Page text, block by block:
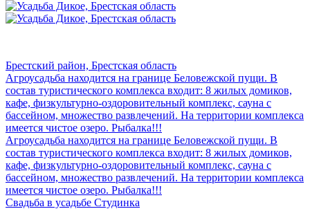
Брестский район, Брестская область
Агроусадьба находится на границе Беловежской пущи. В
состав туристического комплекса входит: 8 жилых домиков,
кафе, физкультурно-оздоровительный комплекс, сауна с
бассейном, множество развлечений. На территории комплекса
имеется чистое озеро. Рыбалка!!!
Агроусадьба находится на границе Беловежской пущи. В
состав туристического комплекса входит: 8 жилых домиков,
кафе, физкультурно-оздоровительный комплекс, сауна с
бассейном, множество развлечений. На территории комплекса
имеется чистое озеро. Рыбалка!!!
Свадьба в усадьбе Студинка